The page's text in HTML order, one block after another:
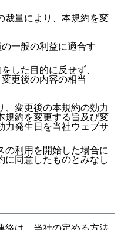
裁量により、本規約を変
一般の利益に適合す
した目的に反せず、
更後の内容の相当
、変更後の本規約の効力
規約を変更する旨及び変
力発生日を当社ウェブサ
の利用を開始した場合に
に同意したものとみなし
絡は、当社の定める方法